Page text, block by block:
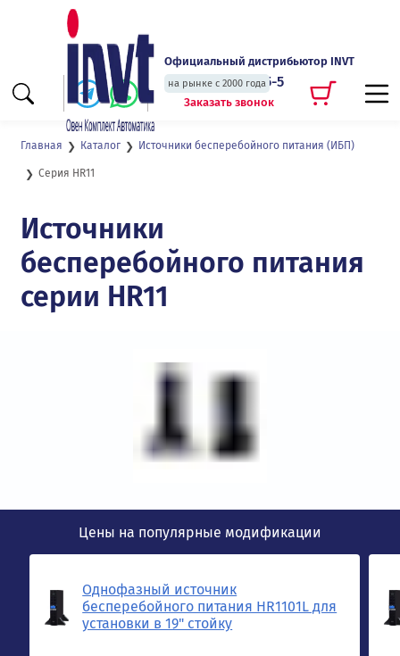
Официальный дистрибьютор INVT
на рынке с 2000 года
+7 (495) 135-135-5
Заказать звонок
Главная Каталог Источники бесперебойного питания (ИБП)
Серия HR11
Источники
бесперебойного питания
серии HR11
Цены на популярные модификации
Однофазный источник
бесперебойного питания HR1101L для
установки в 19" стойку